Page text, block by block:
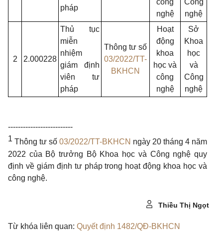
pháp
công
nghệ
Công
nghệ
2 2.000228
Thủ tục
miễn
nhiệm
giám định
viên tư
pháp
Thông tư số
03/2022/TT-
BKHCN
Hoạt
động
khoa
học và
công
nghệ
Sở
Khoa
học
và
Công
nghệ
--------------------------
1 Thông tư số 03/2022/TT-BKHCN ngày 20 tháng 4 năm
2022 của Bộ trưởng Bộ Khoa học và Công nghệ quy
định về giám định tư pháp trong hoạt động khoa học và
công nghệ.
Thiều Thị Ngọt
Từ khóa liên quan: Quyết định 1482/QĐ-BKHCN